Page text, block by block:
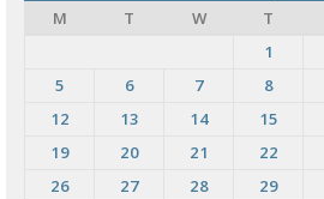
M
T W T
1
5
6 7 8
12
13 14 15
19
20 21 22
26
27 28 29